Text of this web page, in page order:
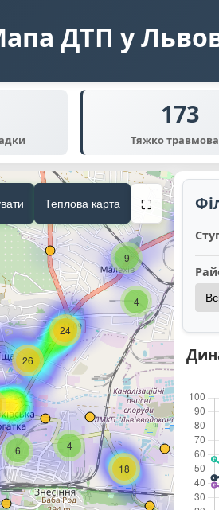
ДТП у
173
Тяжко
Теплова карта ⛶
4
6
9
3
4
26
24
18